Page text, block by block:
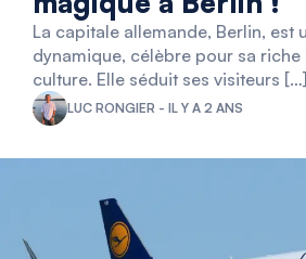
La capitale allemande, Berlin, est
dynamique, célèbre pour sa riche
culture. Elle séduit ses visiteurs […]
LUC RONGIER - IL Y A 2 ANS